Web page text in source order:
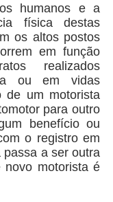
humanos e a
física destas
os altos postos
em função
realizados
ou em vidas
de um motorista
para outro
benefício ou
o registro em
a ser outra
novo motorista é